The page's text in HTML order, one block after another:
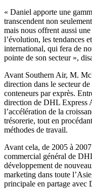
« Daniel apporte une
transcendent non
mais nous offrent aussi
l’évolution, les tendances
international, qui fera de
pointe de son secteur »,
Avant Southern Air, M.
direction dans le secteur
conteneurs par exprès.
direction de DHL Express
l’accélération de la
trésorerie, tout en
méthodes de travail.
Avant cela, de 2005 à
commercial général de
développement de
marketing dans toute
principale en partage